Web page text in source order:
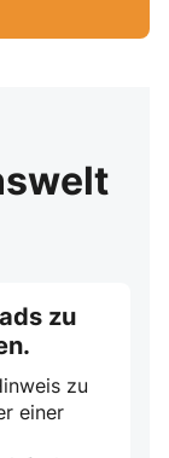
zu
zu
einer